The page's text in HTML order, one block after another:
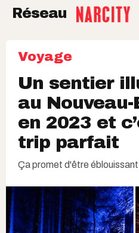
Réseau
Voyage
Un sentier
au
en 2023 et
trip parfait
Ça promet d'être